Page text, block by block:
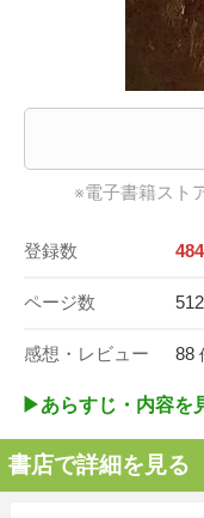
※電子書籍スト
登録数
ページ数 512
感想・レビュー 88
▶︎あらすじ・内容を
書店で詳細を見る